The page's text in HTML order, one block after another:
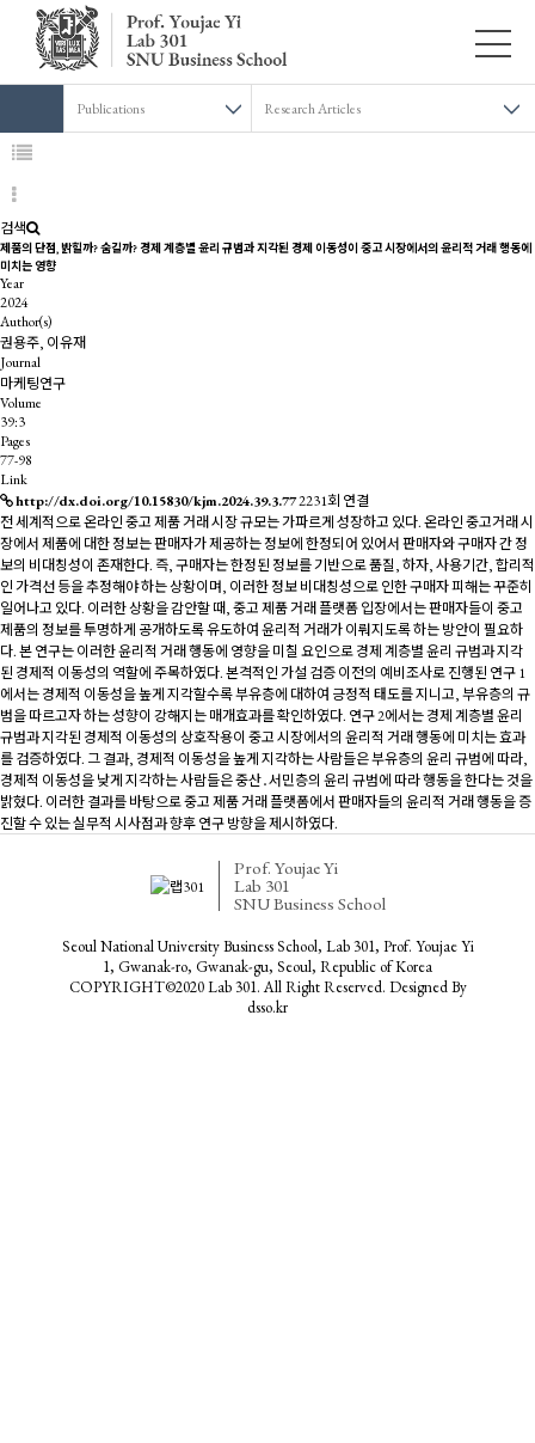
Publications Research Articles
검색
제품의 단점, 밝힐까? 숨길까? 경제 계층별 윤리 규범과 지각된 경제 이동성이 중고 시장에서의 윤리적 거래 행동에
미치는 영향
Year
2024
Author(s)
권용주, 이유재
Journal
마케팅연구
Volume
39:3
Pages
77-98
Link
http://dx.doi.org/10.15830/kjm.2024.39.3.772231회 연결
전 세계적으로 온라인 중고 제품 거래 시장 규모는 가파르게 성장하고 있다. 온라인 중고거래 시
장에서 제품에 대한 정보는 판매자가 제공하는 정보에 한정되어 있어서 판매자와 구매자 간 정
보의 비대칭성이 존재한다. 즉, 구매자는 한정된 정보를 기반으로 품질, 하자, 사용기간, 합리적
인 가격선 등을 추정해야 하는 상황이며, 이러한 정보 비대칭성으로 인한 구매자 피해는 꾸준히
일어나고 있다. 이러한 상황을 감안할 때, 중고 제품 거래 플랫폼 입장에서는 판매자들이 중고
제품의 정보를 투명하게 공개하도록 유도하여 윤리적 거래가 이뤄지도록 하는 방안이 필요하
다. 본 연구는 이러한 윤리적 거래 행동에 영향을 미칠 요인으로 경제 계층별 윤리 규범과 지각
된 경제적 이동성의 역할에 주목하였다. 본격적인 가설 검증 이전의 예비조사로 진행된 연구 1
에서는 경제적 이동성을 높게 지각할수록 부유층에 대하여 긍정적 태도를 지니고, 부유층의 규
범을 따르고자 하는 성향이 강해지는 매개효과를 확인하였다. 연구 2에서는 경제 계층별 윤리
규범과 지각된 경제적 이동성의 상호작용이 중고 시장에서의 윤리적 거래 행동에 미치는 효과
를 검증하였다. 그 결과, 경제적 이동성을 높게 지각하는 사람들은 부유층의 윤리 규범에 따라,
경제적 이동성을 낮게 지각하는 사람들은 중산․서민층의 윤리 규범에 따라 행동을 한다는 것을
밝혔다. 이러한 결과를 바탕으로 중고 제품 거래 플랫폼에서 판매자들의 윤리적 거래 행동을 증
진할 수 있는 실무적 시사점과 향후 연구 방향을 제시하였다.
Prof. Youjae Yi
Lab 301
SNU Business School
Seoul National University Business School, Lab 301, Prof. Youjae Yi
1, Gwanak-ro, Gwanak-gu, Seoul, Republic of Korea
COPYRIGHT©2020 Lab 301. All Right Reserved. Designed By
dsso.kr